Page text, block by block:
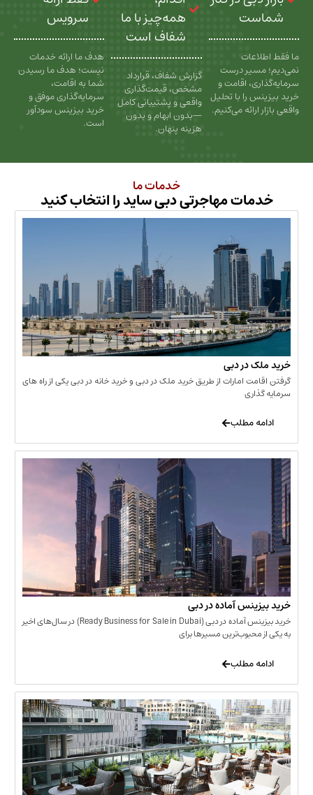
درست
اقامت و
با تحلیل
می‌کنیم.
همه‌چیز با ما
شفاف است
گزارش شفاف، قرارداد
مشخص، قیمت‌گذاری
واقعی و پشتیبانی کامل
—بدون ابهام و بدون
سرویس
هدف ما ارائه خدمات
نیست؛ هدف ما رسیدن
شما به اقامت،
سرمایه‌گذاری موفق و
خرید بیزینس سودآور
است.
مهاجرتی دبی ساید را انتخاب کنید
در دبی
امارات از طریق خرید ملک در دبی و خرید خانه در دبی یکی از راه های
آماده در دبی
خرید بیزینس آماده در دبی (Ready Business for Sale in Dubai) در سال‌های اخیر
مسیرها برای